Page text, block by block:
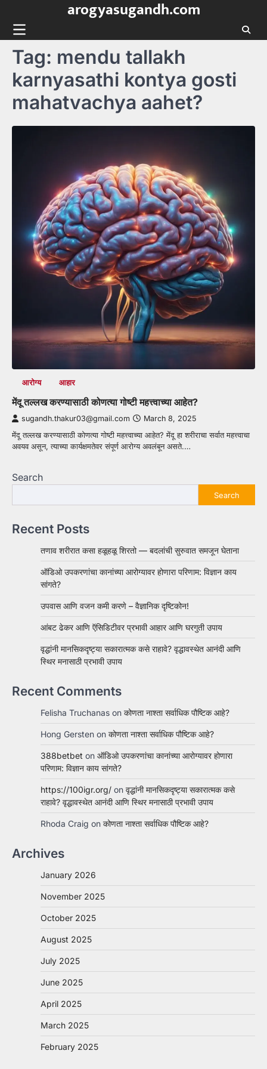
content
arogyasugandh.com
Tag: mendu tallakh
karnyasathi kontya gosti
mahatvachya aahet?
आरोग्य आहार
मेंदू तल्लख करण्यासाठी कोणत्या गोष्टी महत्त्वाच्या आहेत?
sugandh.thakur03@gmail.com March 8, 2025
मेंदू तल्लख करण्यासाठी कोणत्या गोष्टी महत्त्वाच्या आहेत? मेंदू हा शरीराचा सर्वात महत्त्वाचा
अवयव असून, त्याच्या कार्यक्षमतेवर संपूर्ण आरोग्य अवलंबून असते.…
Search
Search
Recent Posts
तणाव शरीरात कसा हळूहळू शिरतो — बदलांची सुरुवात समजून घेताना
ऑडिओ उपकरणांचा कानांच्या आरोग्यावर होणारा परिणाम: विज्ञान काय
सांगते?
उपवास आणि वजन कमी करणे – वैज्ञानिक दृष्टिकोन!
आंबट ढेकर आणि ऍसिडिटीवर प्रभावी आहार आणि घरगुती उपाय
वृद्धांनी मानसिकदृष्ट्या सकारात्मक कसे राहावे? वृद्धावस्थेत आनंदी आणि
स्थिर मनासाठी प्रभावी उपाय
Recent Comments
Felisha Truchanas on कोणता नाश्ता सर्वाधिक पौष्टिक आहे?
Hong Gersten on कोणता नाश्ता सर्वाधिक पौष्टिक आहे?
388betbet on ऑडिओ उपकरणांचा कानांच्या आरोग्यावर होणारा
परिणाम: विज्ञान काय सांगते?
https://100igr.org/ on वृद्धांनी मानसिकदृष्ट्या सकारात्मक कसे
राहावे? वृद्धावस्थेत आनंदी आणि स्थिर मनासाठी प्रभावी उपाय
Rhoda Craig on कोणता नाश्ता सर्वाधिक पौष्टिक आहे?
Archives
January 2026
November 2025
October 2025
August 2025
July 2025
June 2025
April 2025
March 2025
February 2025